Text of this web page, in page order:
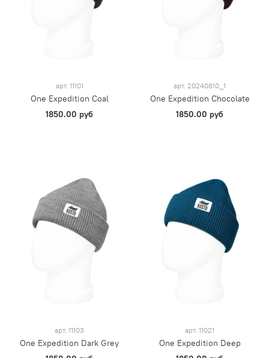
арт. 11101
One Expedition Coal
1850.00 руб
арт. 20240810_1
One Expedition Chocolate
1850.00 руб
арт. 11103
One Expedition Dark Grey
арт. 11021
One Expedition Deep